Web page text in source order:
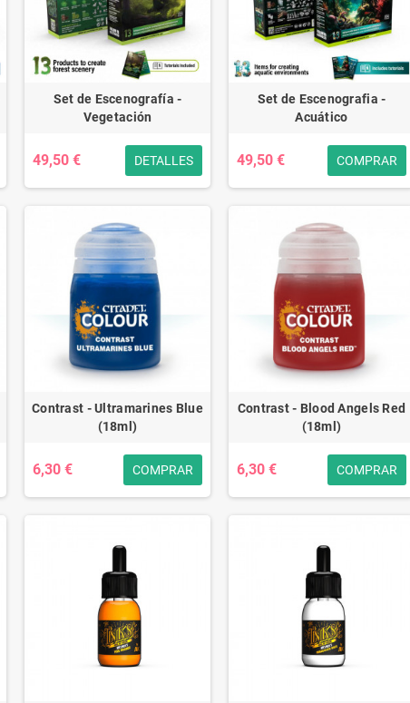
Set de Escenografía -
Vegetación
49,50 € DETALLES
Set de Escenografia -
Acuático
49,50 € COMPRAR
Contrast - Ultramarines Blue
(18ml)
6,30 € COMPRAR
Contrast - Blood Angels Red
(18ml)
6,30 € COMPRAR